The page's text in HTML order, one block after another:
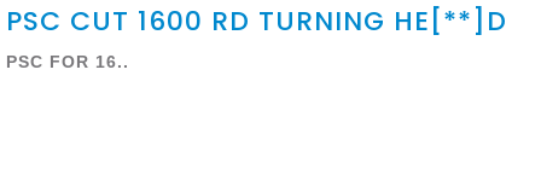
PSC CUT 1600 RD TURNING HE[**]D
PSC FOR 16..